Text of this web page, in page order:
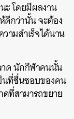
ะ โดยมีผลงาน
ดีกว่านั้น จะต้อง
ามสำเร็จได้นาน
ด นักกีฬาคนนั้น
นที่ชื่นชอบของคน
ที่สามารถขยาย